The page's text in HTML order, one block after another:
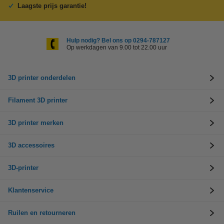
Laagste prijs garantie!
Hulp nodig? Bel ons op 0294-787127
Op werkdagen van 9.00 tot 22.00 uur
3D printer onderdelen
Filament 3D printer
3D printer merken
3D accessoires
3D-printer
Klantenservice
Ruilen en retourneren